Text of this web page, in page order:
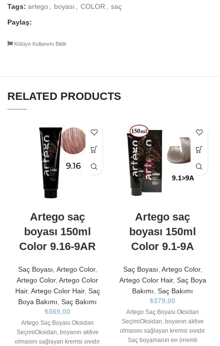
Tags: artego , boyası , COLOR , saç
Paylaş:
Kötüye Kullanımı Bildir
RELATED PRODUCTS
Artego saç
boyası 150ml
Color 9.16-9AR
Saç Boyası, Artego Color,
Artego Color, Artego Color
Hair, Artego Color Hair, Saç
Boya Bakımı, Saç Bakımı
₺369,00
Artego Saç Boyası Oksidan
SeçimiOksidan, boyanın aktive
olmasını sağlayan kremsi sıvıdır.
Artego saç
boyası 150ml
Color 9.1-9A
Saç Boyası, Artego Color,
Artego Color Hair, Saç Boya
Bakımı, Saç Bakımı
₺379,00
Artego Saç Boyası Oksidan
SeçimiOksidan, boyanın aktive
olmasını sağlayan kremsi sıvıdır.
Saç boyamanın en önemli